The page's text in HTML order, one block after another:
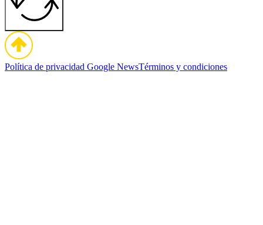
Política de privacidad Google NewsTérminos y condiciones